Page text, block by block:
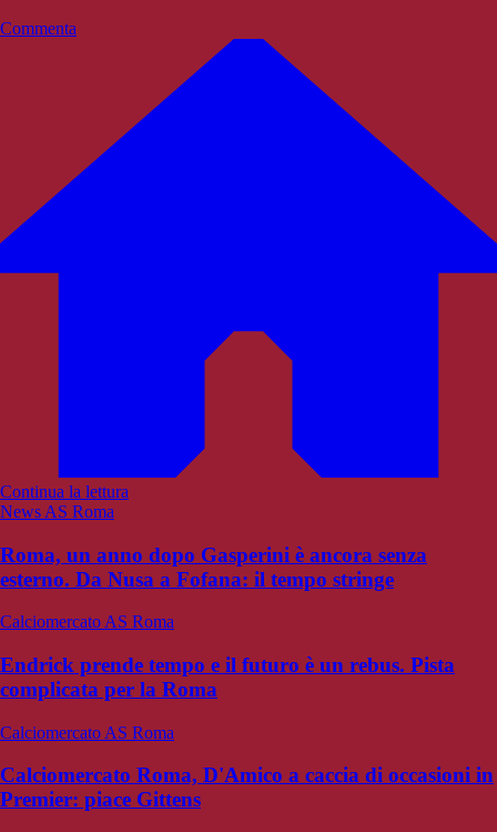
Commenta
Continua la lettura
News AS Roma
Roma, un anno dopo Gasperini è ancora senza
esterno. Da Nusa a Fofana: il tempo stringe
Calciomercato AS Roma
Endrick prende tempo e il futuro è un rebus. Pista
complicata per la Roma
Calciomercato AS Roma
Calciomercato Roma, D'Amico a caccia di occasioni in
Premier: piace Gittens